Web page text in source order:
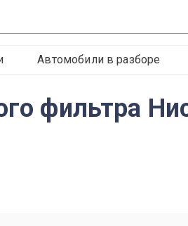
Автомобили в разборе
фильтра